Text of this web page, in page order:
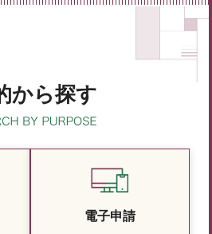
から探す
電子申請